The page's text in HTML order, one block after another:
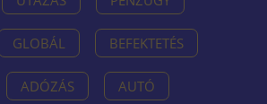
GLOBÁL BEFEKTETÉS
ADÓZÁS AUTÓ